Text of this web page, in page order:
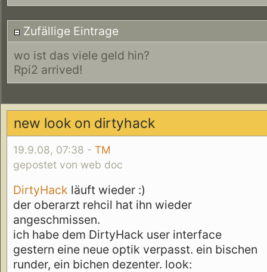
Zufällige Eintrage
wo ist das viele geld hin?
Rpi2 arrived!
new look on dirtyhack
19.9.08, 07:38 - TM
gepostet von web doc
DirtyHack läuft wieder :)
der oberarzt rehcil hat ihn wieder
angeschmissen.
ich habe dem DirtyHack user interface
gestern eine neue optik verpasst. ein bischen
runder, ein bichen dezenter. look: